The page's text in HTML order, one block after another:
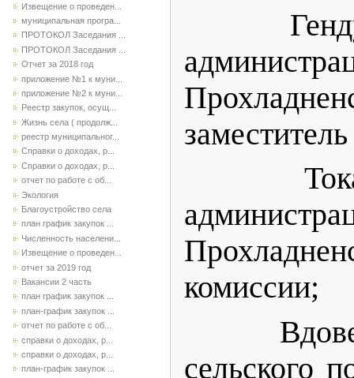
Извещение о проведен...
муниципальная програ...
ПРОТОКОЛ Заседания ...
ПРОТОКОЛ Заседания ...
Отчет за 2018 год
приложение №1 к муни...
приложение №2 к муни...
Реестр закупок, осущ...
Жизнь села ( продолж...
реестр муниципальног...
Справки о доходах, р...
Справки о доходах, р...
отчет по работе с об...
Экология
Благоустройство села
план график закупок ...
Численность населени...
Извещение о проведен...
отчет за 2019 год
Вакансии 2 часть
план график закупок ...
план-график закупок ...
отчет по работе с об...
справки о доходах, р...
справки о доходах, р...
план-график закупок ...
комиссии;
Вдовенко
сельского